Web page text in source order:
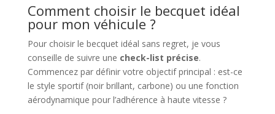
Comment choisir le becquet idéal
pour mon véhicule ?
Pour choisir le becquet idéal sans regret, je vous
conseille de suivre une check-list précise.
Commencez par définir votre objectif principal : est-ce
le style sportif (noir brillant, carbone) ou une fonction
aérodynamique pour l’adhérence à haute vitesse ?